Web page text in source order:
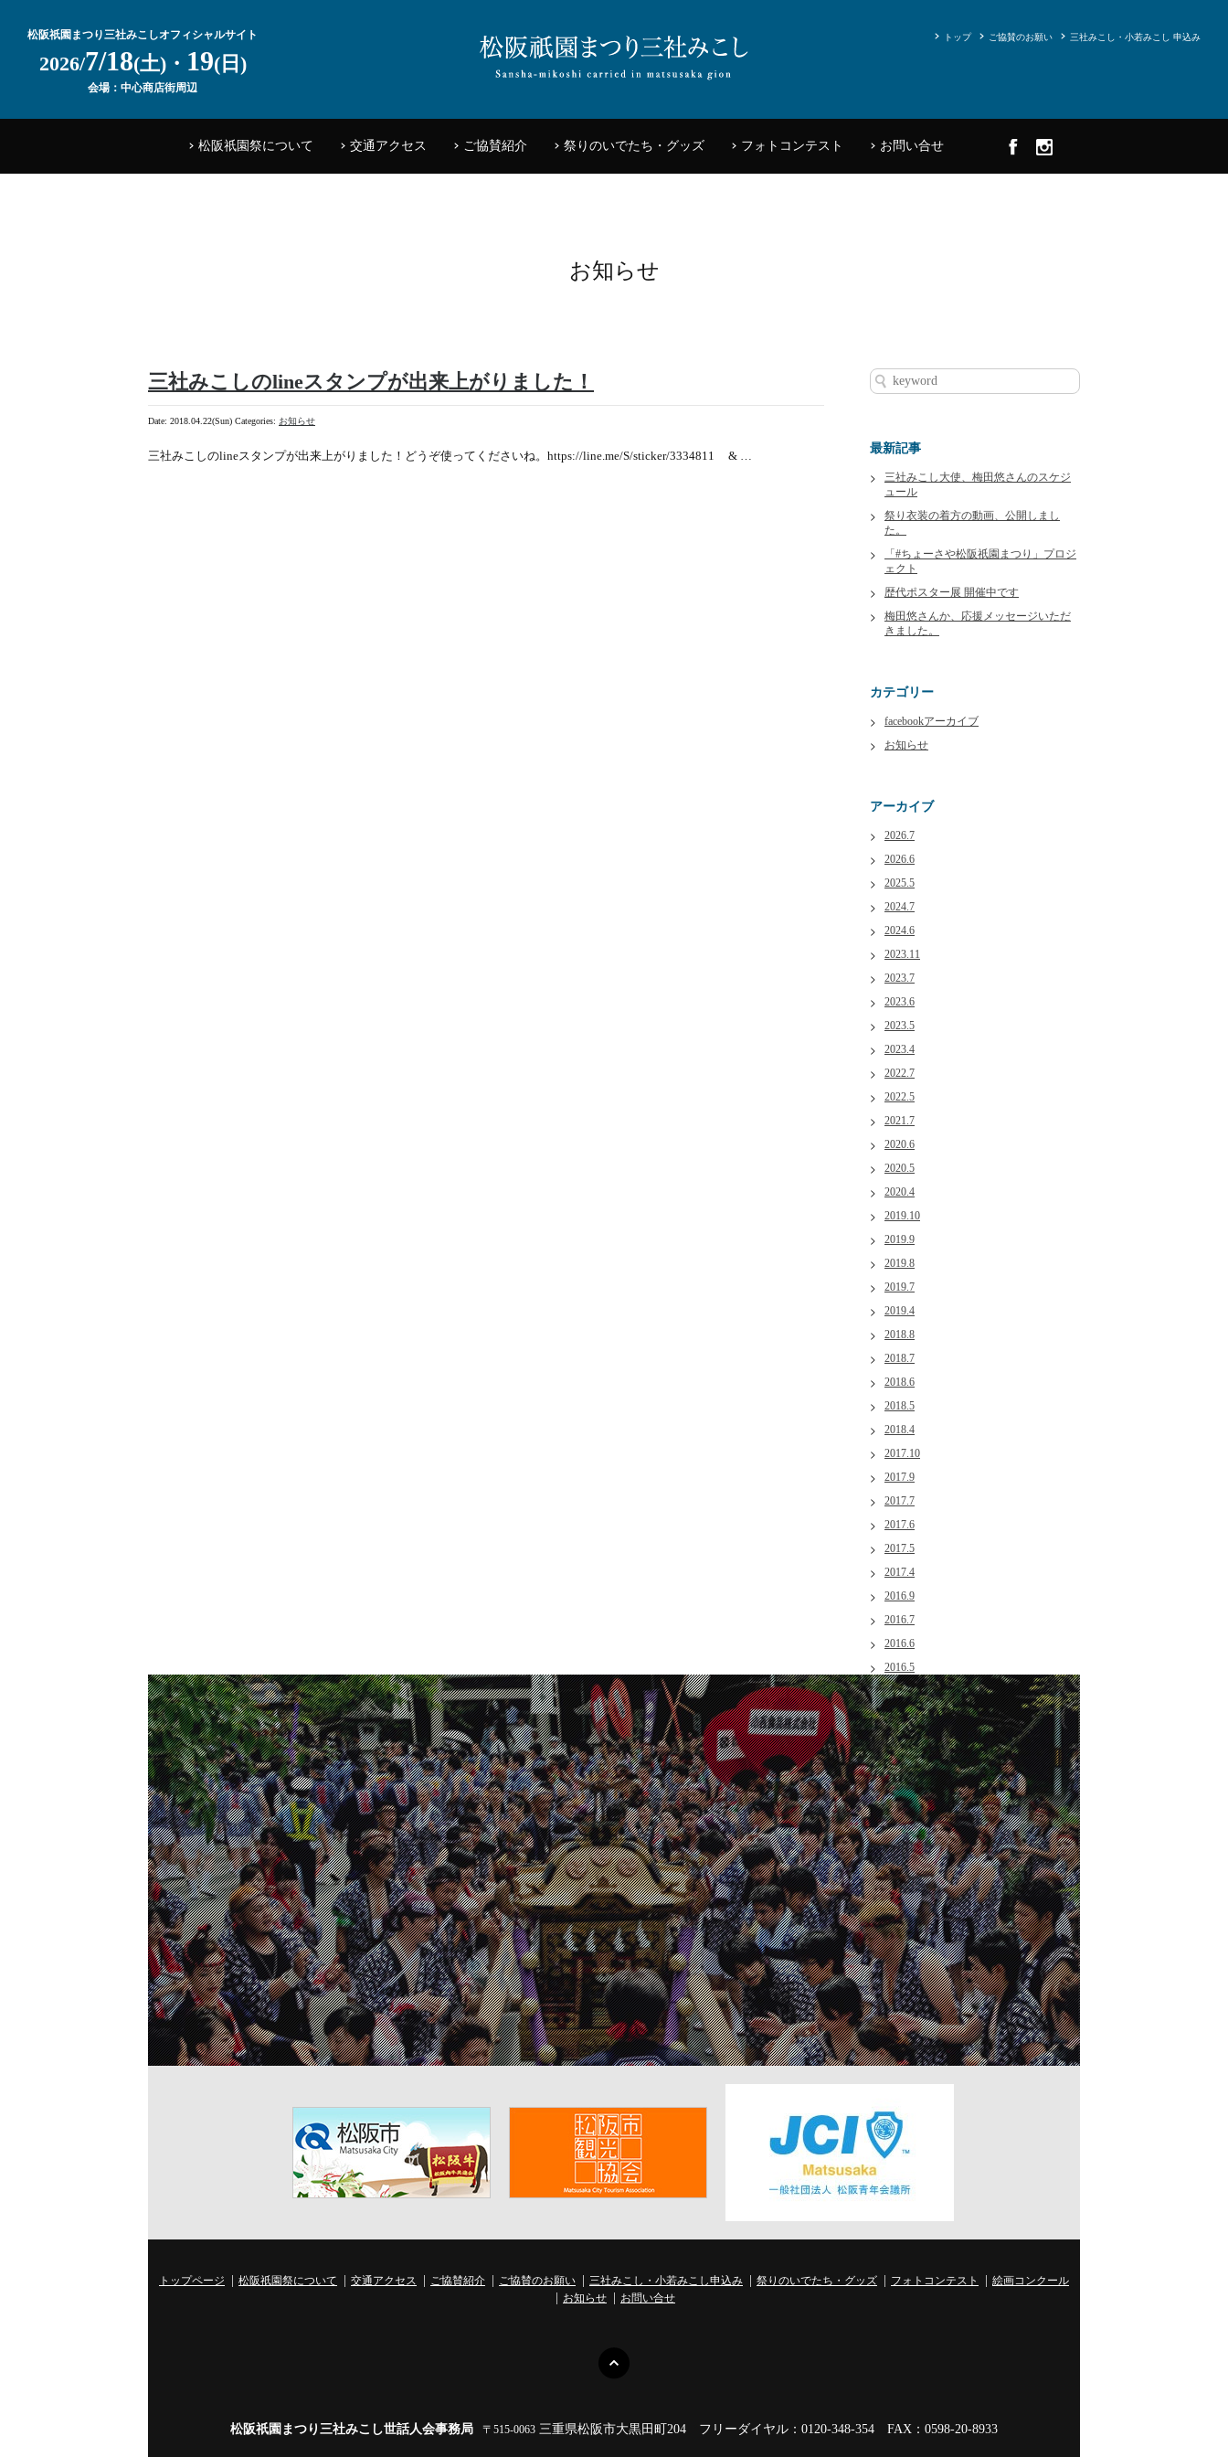
松阪祇園まつり三社みこしオフィシャルサイト
2026/7/18(土)・ 19(日)
会場：中心商店街周辺
トップ ご協賛のお願い 三社みこし・小若みこし 申込み
松阪祇園祭について 交通アクセス ご協賛紹介 祭りのいでたち・グッズ フォトコンテスト お問い合せ
お知らせ
三社みこしのlineスタンプが出来上がりました！
Date: 2018.04.22(Sun) Categories: お知らせ
三社みこしのlineスタンプが出来上がりました！どうぞ使ってくださいね。https://line.me/S/sticker/3334811 & …
最新記事
三社みこし大使、梅田悠さんのスケジ
ュール
祭り衣装の着方の動画、公開しまし
た。
「#ちょーさや松阪祇園まつり」プロジ
ェクト
歴代ポスター展 開催中です
梅田悠さんか、応援メッセージいただ
きました。
カテゴリー
facebookアーカイブ
お知らせ
アーカイブ
2026.7
2026.6
2025.5
2024.7
2024.6
2023.11
2023.7
2023.6
2023.5
2023.4
2022.7
2022.5
2021.7
2020.6
2020.5
2020.4
2019.10
2019.9
2019.8
2019.7
2019.4
2018.8
2018.7
2018.6
2018.5
2018.4
2017.10
2017.9
2017.7
2017.6
2017.5
2017.4
2016.9
2016.7
2016.6
2016.5
トップページ 松阪祇園祭について 交通アクセス ご協賛紹介 ご協賛のお願い 三社みこし・小若みこし申込み 祭りのいでたち・グッズ フォトコンテスト
絵画コンクール
お知らせ
お問い合せ
松阪祇園まつり三社みこし世話人会事務局 〒515-0063 三重県松阪市大黒田町204 フリーダイヤル：0120-348-354 FAX：0598-20-8933